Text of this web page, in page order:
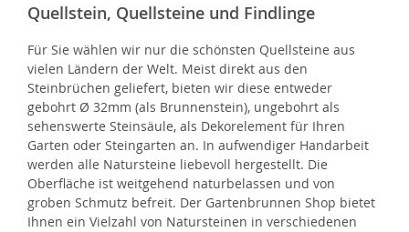
Quellstein, Quellsteine und Findlinge
Für Sie wählen wir nur die schönsten Quellsteine aus
vielen Ländern der Welt. Meist direkt aus den
Steinbrüchen geliefert, bieten wir diese entweder
gebohrt Ø 32mm (als Brunnenstein), ungebohrt als
sehenswerte Steinsäule, als Dekorelement für Ihren
Garten oder Steingarten an. In aufwendiger Handarbeit
werden alle Natursteine liebevoll hergestellt. Die
Oberfläche ist weitgehend naturbelassen und von
groben Schmutz befreit. Der Gartenbrunnen Shop bietet
Ihnen ein Vielzahl von Natursteinen in verschiedenen